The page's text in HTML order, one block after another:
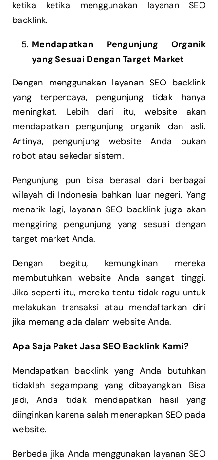
ketika ketika menggunakan layanan SEO
backlink.
Mendapatkan Pengunjung Organik
yang Sesuai Dengan Target Market
Dengan menggunakan layanan SEO backlink
yang terpercaya, pengunjung tidak hanya
meningkat. Lebih dari itu, website akan
mendapatkan pengunjung organik dan asli.
Artinya, pengunjung website Anda bukan
robot atau sekedar sistem.
Pengunjung pun bisa berasal dari berbagai
wilayah di Indonesia bahkan luar negeri. Yang
menarik lagi, layanan SEO backlink juga akan
menggiring pengunjung yang sesuai dengan
target market Anda.
Dengan begitu, kemungkinan mereka
membutuhkan website Anda sangat tinggi.
Jika seperti itu, mereka tentu tidak ragu untuk
melakukan transaksi atau mendaftarkan diri
jika memang ada dalam website Anda.
Apa Saja Paket Jasa SEO Backlink Kami?
Mendapatkan backlink yang Anda butuhkan
tidaklah segampang yang dibayangkan. Bisa
jadi, Anda tidak mendapatkan hasil yang
diinginkan karena salah menerapkan SEO pada
website.
Berbeda jika Anda menggunakan layanan SEO